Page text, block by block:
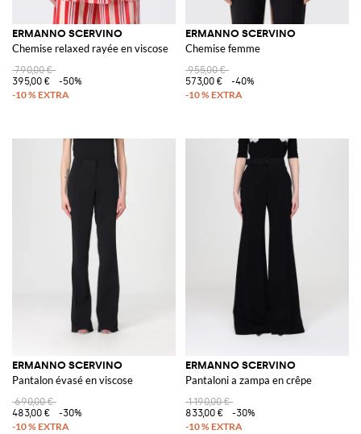
ERMANNO SCERVINO
Chemise relaxed rayée en viscose
790,00 €
395,00 €
-50%
ERMANNO SCERVINO
Chemise femme
955,00 €
573,00 €
-40%
ERMANNO SCERVINO
Pantalon évasé en viscose
690,00 €
483,00 €
-30%
ERMANNO SCERVINO
Pantaloni a zampa en crêpe
1 190,00 €
833,00 €
-30%